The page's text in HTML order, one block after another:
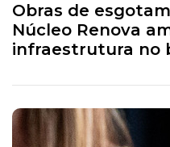
Obras de
Núcleo Renova
infraestrutura no